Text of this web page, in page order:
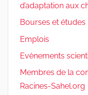
d’adaptation aux
Bourses et études
Emplois
Evènements
Membres de la
Racines-Sahel.org